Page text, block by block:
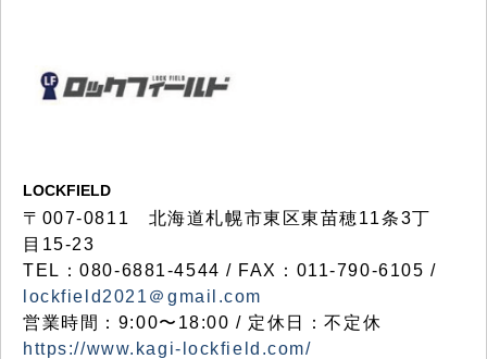
LOCKFIELD
〒007-0811 北海道札幌市東区東苗穂11条3丁
目15-23
TEL：080-6881-4544 / FAX：011-790-6105 /
lockfield2021＠gmail.com
営業時間：9:00〜18:00 / 定休日：不定休
https://www.kagi-lockfield.com/